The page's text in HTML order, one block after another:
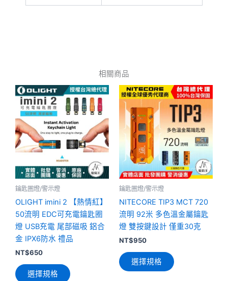
相關商品
鑰匙圏燈/警示燈
OLIGHT imini 2 【熱情紅】
50流明 EDC可充電鑰匙圈
燈 USB充電 尾部磁吸 鋁合
金 IPX6防水 禮品
NT$650
選擇規格
此
產
品
有
多
種
款
式。
在
產
品
頁
擇
鑰匙圏燈/警示燈
NITECORE TIP3 MCT 720
流明 92米 多色溫金屬鑰匙
燈 雙按鍵設計 僅重30克
NT$950
選擇規格
此
產
品
有
多
種
款
式。
在
產
品
選